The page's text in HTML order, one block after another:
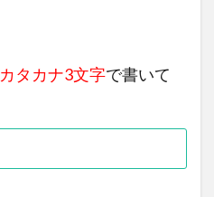
カタカナ3文字で書いて